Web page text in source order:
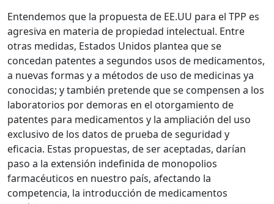
Entendemos que la propuesta de EE.UU para el TPP es
agresiva en materia de propiedad intelectual. Entre
otras medidas, Estados Unidos plantea que se
concedan patentes a segundos usos de medicamentos,
a nuevas formas y a métodos de uso de medicinas ya
conocidas; y también pretende que se compensen a los
laboratorios por demoras en el otorgamiento de
patentes para medicamentos y la ampliación del uso
exclusivo de los datos de prueba de seguridad y
eficacia. Estas propuestas, de ser aceptadas, darían
paso a la extensión indefinida de monopolios
farmacéuticos en nuestro país, afectando la
competencia, la introducción de medicamentos